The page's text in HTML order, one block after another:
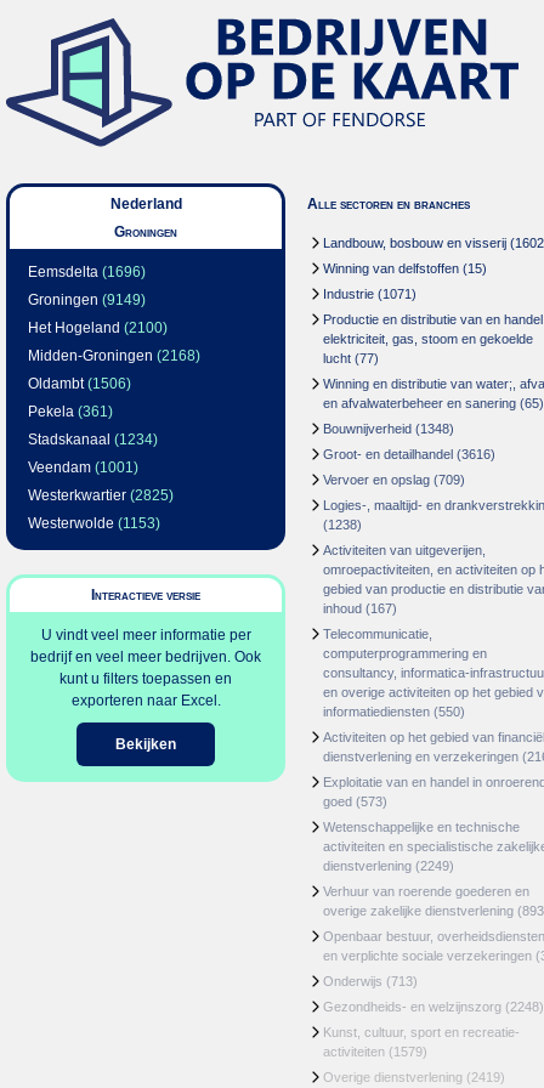
Nederland
Groningen
Eemsdelta (1696)
Groningen (9149)
Het Hogeland (2100)
Midden-Groningen (2168)
Oldambt(1506)
Pekela (361)
Stadskanaal (1234)
Veendam (1001)
Westerkwartier (2825)
Westerwolde (1153)
Interactieve versie
U vindt veel meer informatie per
bedrijf en veel meer bedrijven. Ook
kunt u filters toepassen en
exporteren naar Excel.
Bekijken
Alle sectoren en branches
Landbouw, bosbouw en visserij
Winning van delfstoffen (15)
Industrie (1071)
Productie en distributie van en
elektriciteit, gas, stoom en gekoelde
lucht (77)
Winning en distributie van water;,
en afvalwaterbeheer en sanering (65)
Bouwnijverheid (1348)
Groot- en detailhandel (3616)
Vervoer en opslag (709)
Logies-, maaltijd- en
(1238)
Activiteiten van uitgeverijen,
omroepactiviteiten, en activiteiten op
gebied van productie en distributie
inhoud (167)
Telecommunicatie,
computerprogrammering en
consultancy, informatica-
en overige activiteiten op het gebied
informatiediensten (550)
Activiteiten op het gebied van
dienstverlening en verzekeringen
Exploitatie van en handel in
goed (573)
Wetenschappelijke en technische
activiteiten en specialistische
dienstverlening (2249)
Verhuur van roerende goederen en
overige zakelijke dienstverlening
Openbaar bestuur, overheidsdiensten
en verplichte sociale verzekeringen
Onderwijs (713)
Gezondheids- en welzijnszorg (2248)
Kunst, cultuur, sport en recreatie-
activiteiten (1579)
Overige dienstverlening (2419)